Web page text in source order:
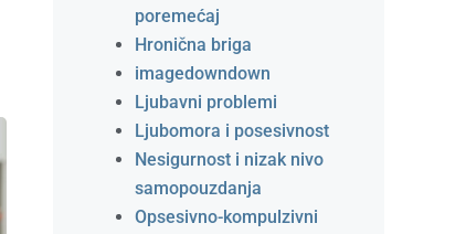
poremećaj
Hronična briga
imagedowndown
Ljubavni problemi
Ljubomora i posesivnost
Nesigurnost i nizak nivo
samopouzdanja
Opsesivno-kompulzivni